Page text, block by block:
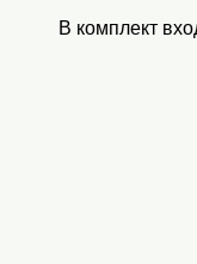
В комплект